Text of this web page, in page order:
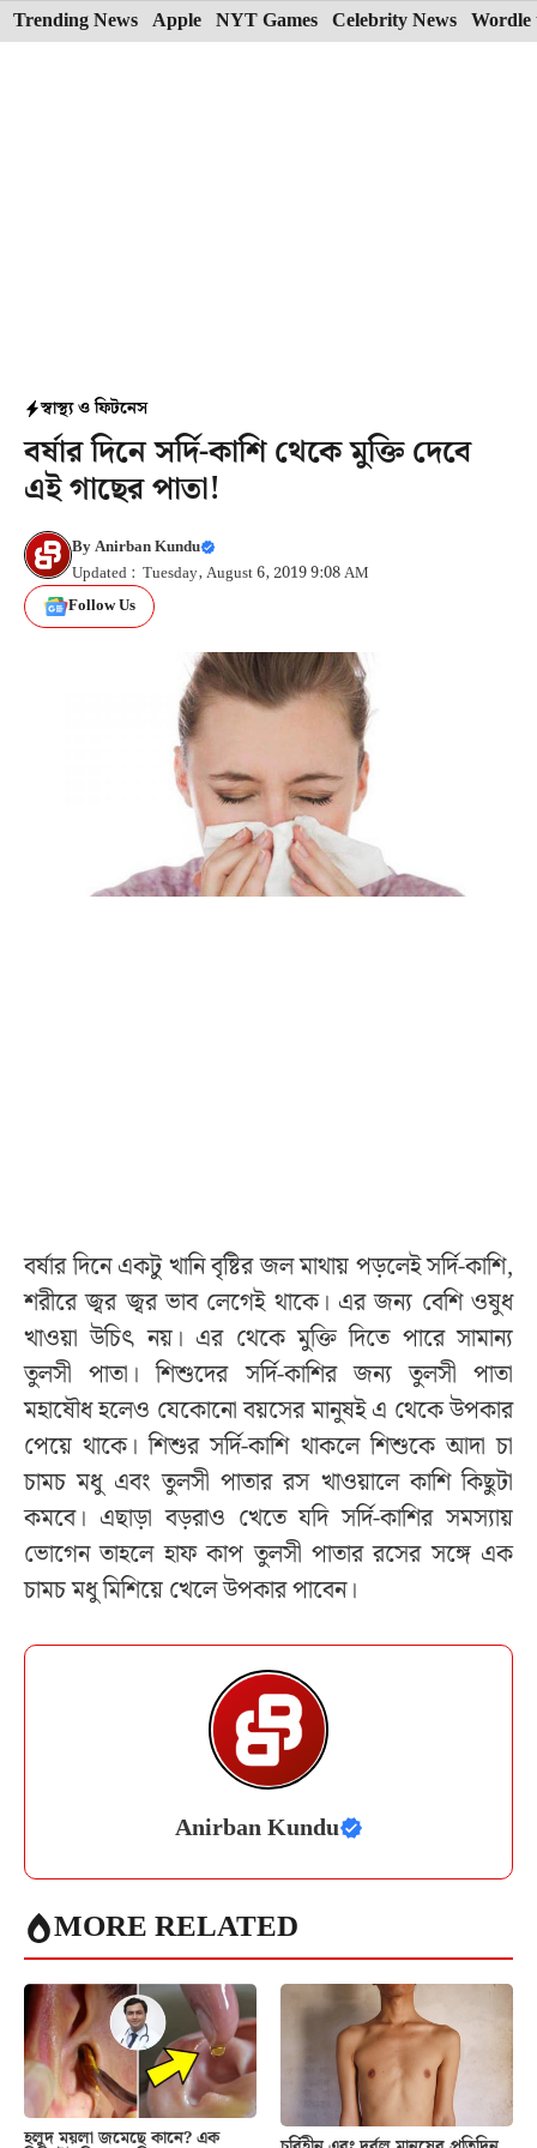
Skip
to
Trending News Apple NYT Games Celebrity News Wordle
স্বাস্থ্য ও ফিটনেস
বর্ষার দিনে সর্দি-কাশি থেকে মুক্তি দেবে
এই গাছের পাতা!
ByAnirban Kundu
Updated : Tuesday, August 6, 2019 9:08 AM
Follow Us
বর্ষার দিনে একটু খানি বৃষ্টির জল মাথায় পড়লেই সর্দি-কাশি,
শরীরে জ্বর জ্বর ভাব লেগেই থাকে। এর জন্য বেশি ওষুধ
খাওয়া উচিৎ নয়। এর থেকে মুক্তি দিতে পারে সামান্য
তুলসী পাতা। শিশুদের সর্দি-কাশির জন্য তুলসী পাতা
মহাষৌধ হলেও যেকোনো বয়সের মানুষই এ থেকে উপকার
পেয়ে থাকে। শিশুর সর্দি-কাশি থাকলে শিশুকে আদা চা
চামচ মধু এবং তুলসী পাতার রস খাওয়ালে কাশি কিছুটা
কমবে। এছাড়া বড়রাও খেতে যদি সর্দি-কাশির সমস্যায়
ভোগেন তাহলে হাফ কাপ তুলসী পাতার রসের সঙ্গে এক
চামচ মধু মিশিয়ে খেলে উপকার পাবেন।
Anirban Kundu
MORE RELATED
হলুদ ময়লা জমেছে কানে? এক